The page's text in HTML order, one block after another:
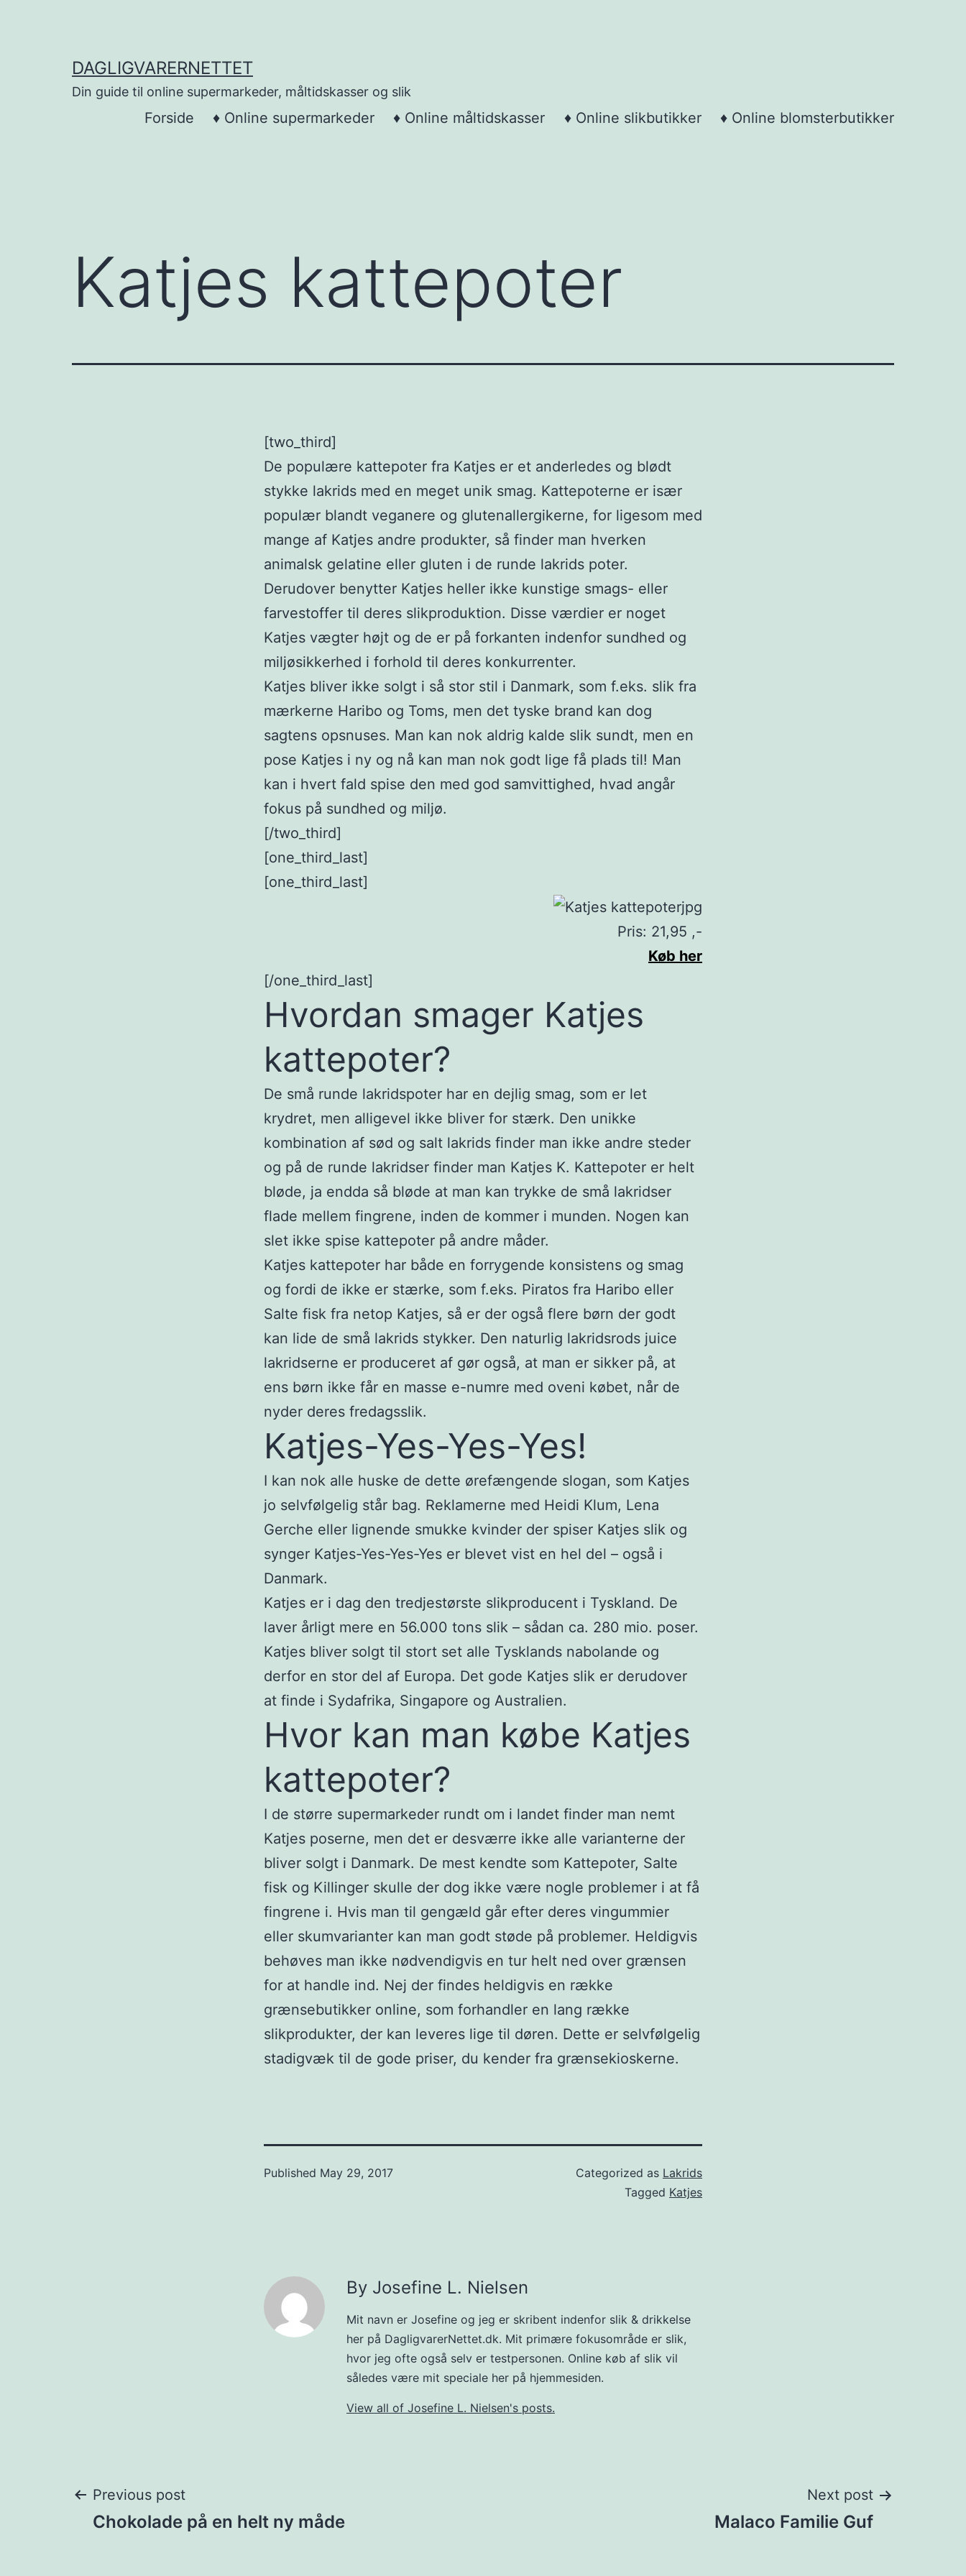
DAGLIGVARERNETTET
Din guide til online supermarkeder, måltidskasser og slik
Forside ♦ Online supermarkeder ♦ Online måltidskasser ♦ Online slikbutikker ♦ Online blomsterbutikker
Katjes kattepoter
[two_third]
De populære kattepoter fra Katjes er et anderledes og blødt
stykke lakrids med en meget unik smag. Kattepoterne er især
populær blandt veganere og glutenallergikerne, for ligesom med
mange af Katjes andre produkter, så finder man hverken
animalsk gelatine eller gluten i de runde lakrids poter.
Derudover benytter Katjes heller ikke kunstige smags- eller
farvestoffer til deres slikproduktion. Disse værdier er noget
Katjes vægter højt og de er på forkanten indenfor sundhed og
miljøsikkerhed i forhold til deres konkurrenter.
Katjes bliver ikke solgt i så stor stil i Danmark, som f.eks. slik fra
mærkerne Haribo og Toms, men det tyske brand kan dog
sagtens opsnuses. Man kan nok aldrig kalde slik sundt, men en
pose Katjes i ny og nå kan man nok godt lige få plads til! Man
kan i hvert fald spise den med god samvittighed, hvad angår
fokus på sundhed og miljø.
[/two_third]
[one_third_last]
[one_third_last]
Pris: 21,95 ,-
Køb her
[/one_third_last]
Hvordan smager Katjes
kattepoter?
De små runde lakridspoter har en dejlig smag, som er let
krydret, men alligevel ikke bliver for stærk. Den unikke
kombination af sød og salt lakrids finder man ikke andre steder
og på de runde lakridser finder man Katjes K. Kattepoter er helt
bløde, ja endda så bløde at man kan trykke de små lakridser
flade mellem fingrene, inden de kommer i munden. Nogen kan
slet ikke spise kattepoter på andre måder.
Katjes kattepoter har både en forrygende konsistens og smag
og fordi de ikke er stærke, som f.eks. Piratos fra Haribo eller
Salte fisk fra netop Katjes, så er der også flere børn der godt
kan lide de små lakrids stykker. Den naturlig lakridsrods juice
lakridserne er produceret af gør også, at man er sikker på, at
ens børn ikke får en masse e-numre med oveni købet, når de
nyder deres fredagsslik.
Katjes-Yes-Yes-Yes!
I kan nok alle huske de dette ørefængende slogan, som Katjes
jo selvfølgelig står bag. Reklamerne med Heidi Klum, Lena
Gerche eller lignende smukke kvinder der spiser Katjes slik og
synger Katjes-Yes-Yes-Yes er blevet vist en hel del – også i
Danmark.
Katjes er i dag den tredjestørste slikproducent i Tyskland. De
laver årligt mere en 56.000 tons slik – sådan ca. 280 mio. poser.
Katjes bliver solgt til stort set alle Tysklands nabolande og
derfor en stor del af Europa. Det gode Katjes slik er derudover
at finde i Sydafrika, Singapore og Australien.
Hvor kan man købe Katjes
kattepoter?
I de større supermarkeder rundt om i landet finder man nemt
Katjes poserne, men det er desværre ikke alle varianterne der
bliver solgt i Danmark. De mest kendte som Kattepoter, Salte
fisk og Killinger skulle der dog ikke være nogle problemer i at få
fingrene i. Hvis man til gengæld går efter deres vingummier
eller skumvarianter kan man godt støde på problemer. Heldigvis
behøves man ikke nødvendigvis en tur helt ned over grænsen
for at handle ind. Nej der findes heldigvis en række
grænsebutikker online, som forhandler en lang række
slikprodukter, der kan leveres lige til døren. Dette er selvfølgelig
stadigvæk til de gode priser, du kender fra grænsekioskerne.
Published May 29, 2017 Categorized as Lakrids
Tagged Katjes
By Josefine L. Nielsen
Mit navn er Josefine og jeg er skribent indenfor slik & drikkelse
her på DagligvarerNettet.dk. Mit primære fokusområde er slik,
hvor jeg ofte også selv er testpersonen. Online køb af slik vil
således være mit speciale her på hjemmesiden.
View all of Josefine L. Nielsen's posts.
Post
Previous post
Chokolade på en helt ny måde
Next post
Malaco Familie Guf